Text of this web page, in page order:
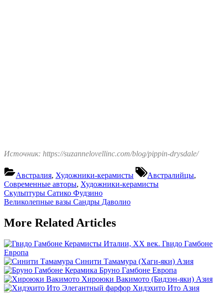
Источник: https://suzannelovellinc.com/blog/pippin-drysdale/
Австралия, Художники-керамисты
Tags:
Австралийцы,
Современные авторы, Художники-керамисты
Навигация
по
записям
Previous
Post:
Скульптуры Сатико Фудзино
Next
Великолепные вазы Сандры Даволио
More Related Articles
Керамисты Италии, XX век. Гвидо Гамбоне
Европа
Синити Тамамура (Хаги-яки) Азия
Керамика Бруно Гамбоне Европа
Хироюки Вакимото (Бидзэн-яки) Азия
Элегантный фарфор Хидэхито Ито Азия